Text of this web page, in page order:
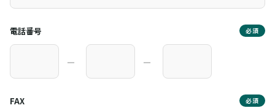
電話番号 必須
― ―
FAX 必須